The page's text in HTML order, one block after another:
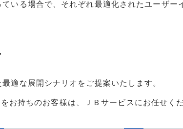
いる場合で、それぞれ最適化されたユーザー
適な展開シナリオをご提案いたします。
お持ちのお客様は、ＪＢサービスにお任せくだ